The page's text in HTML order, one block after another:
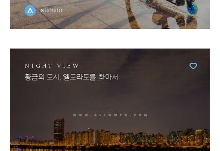
allowto
NIGHT VIEW
황금의 도시, 엘도라도를 찾아서